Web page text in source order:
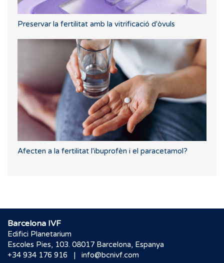
Preservar la fertilitat amb la vitrificació d'òvuls
Afecten a la fertilitat l'ibuprofèn i el paracetamol?
Barcelona IVF
Edifici Planetarium
Escoles Pies, 103. 08017 Barcelona, Espanya
+34 934 176 916
| info@bcnivf.com